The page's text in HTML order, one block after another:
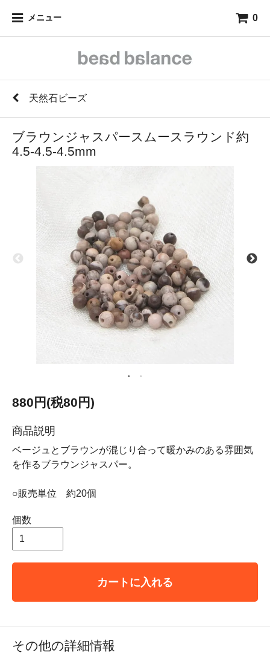
メニュー 0
天然石ビーズ
ブラウンジャスパースムースラウンド約
4.5-4.5-4.5mm
880円(税80円)
商品説明
ベージュとブラウンが混じり合って暖かみのある雰囲気
を作るブラウンジャスパー。
○販売単位 約20個
個数
カートに入れる
その他の詳細情報